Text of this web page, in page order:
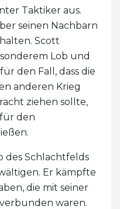
Taktiker aus.
seinen Nachbarn
Scott
Lob und
den Fall, dass die
anderen Krieg
ziehen sollte,
den
des Schlachtfelds
Er kämpfte
die mit seiner
waren.